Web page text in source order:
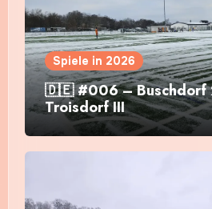
Spiele in 2026
🇩🇪 #006 – Buschdorf
Troisdorf III